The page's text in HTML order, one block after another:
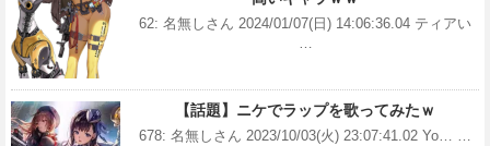
62: 名無しさん 2024/01/07(日) 14:06:36.04 ティアい
【話題】ニケでラップを歌ってみたｗ
678: 名無しさん 2023/10/03(火) 23:07:41.02 Yo… …